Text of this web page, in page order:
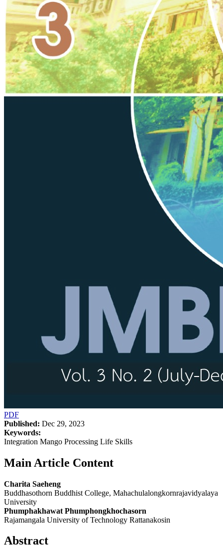
PDF
Published: Dec 29, 2023
Keywords:
Integration Mango Processing Life Skills
Main Article Content
Charita Saeheng
Buddhasothorn Buddhist College, Mahachulalongkornrajavidyalaya
University
Phumphakhawat Phumphongkhochasorn
Rajamangala University of Technology Rattanakosin
Abstract